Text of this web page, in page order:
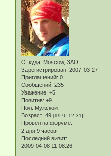
Откуда: Moscow, ЗАО
Зарегистрирован: 2007-03-27
Приглашений: 0
Сообщений: 235
Уважение: +5
Позитив: +9
Пол: Мужской
Возраст: 49 [1976-12-31]
Провел на форуме:
2 дня 9 часов
Последний визит:
2009-04-08 11:08:26